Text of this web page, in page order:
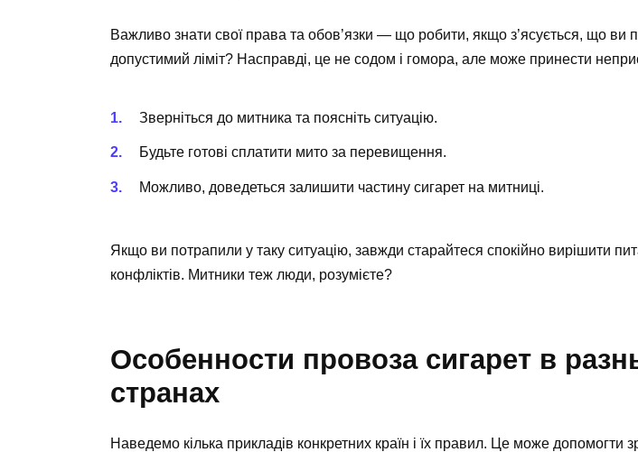
Важливо знати свої права та обов’язки — що робити, якщо з’ясується, що ви
допустимий ліміт? Насправді, це не содом і гомора, але може принести
Зверніться до митника та поясніть ситуацію.
Будьте готові сплатити мито за перевищення.
Можливо, доведеться залишити частину сигарет на митниці.
Якщо ви потрапили у таку ситуацію, завжди старайтеся спокійно вирішити
конфліктів. Митники теж люди, розумієте?
Особенности провоза сигарет в
странах
Наведемо кілька прикладів конкретних країн і їх правил. Це може допомогти